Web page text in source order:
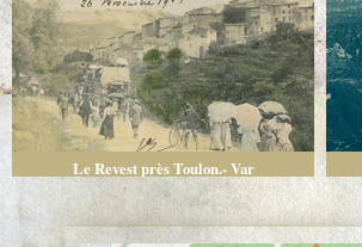
Le Revest près Toulon.- Var